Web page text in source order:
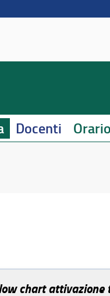
Docenti
chart